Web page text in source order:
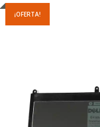
¡OFERTA!